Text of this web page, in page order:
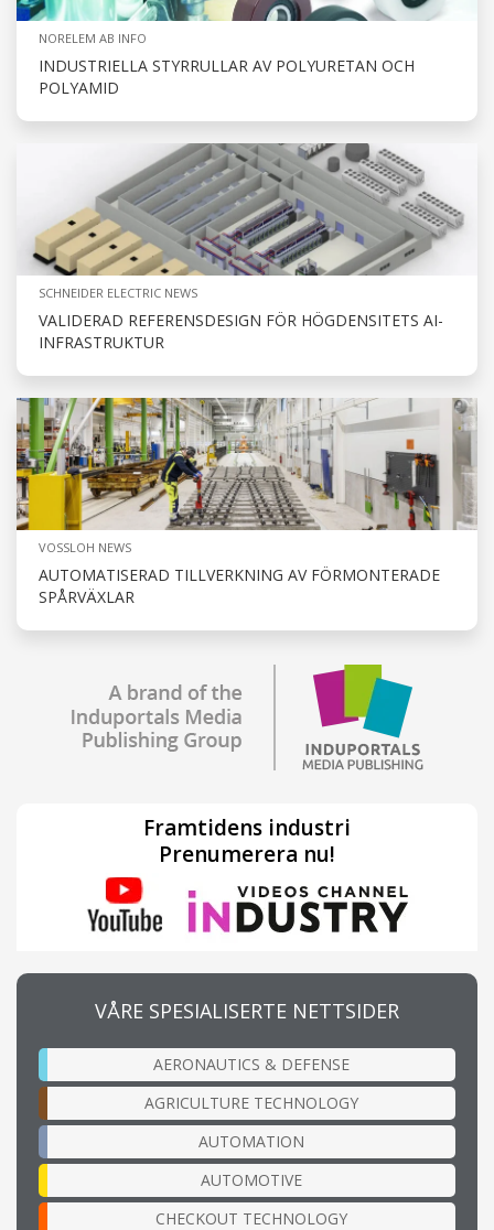
NORELEM AB INFO
INDUSTRIELLA STYRRULLAR AV POLYURETAN OCH
POLYAMID
SCHNEIDER ELECTRIC NEWS
VALIDERAD REFERENSDESIGN FÖR HÖGDENSITETS AI-
INFRASTRUKTUR
VOSSLOH NEWS
AUTOMATISERAD TILLVERKNING AV FÖRMONTERADE
SPÅRVÄXLAR
Framtidens industri
Prenumerera nu!
VÅRE SPESIALISERTE NETTSIDER
AERONAUTICS & DEFENSE
AGRICULTURE TECHNOLOGY
AUTOMATION
AUTOMOTIVE
CHECKOUT TECHNOLOGY